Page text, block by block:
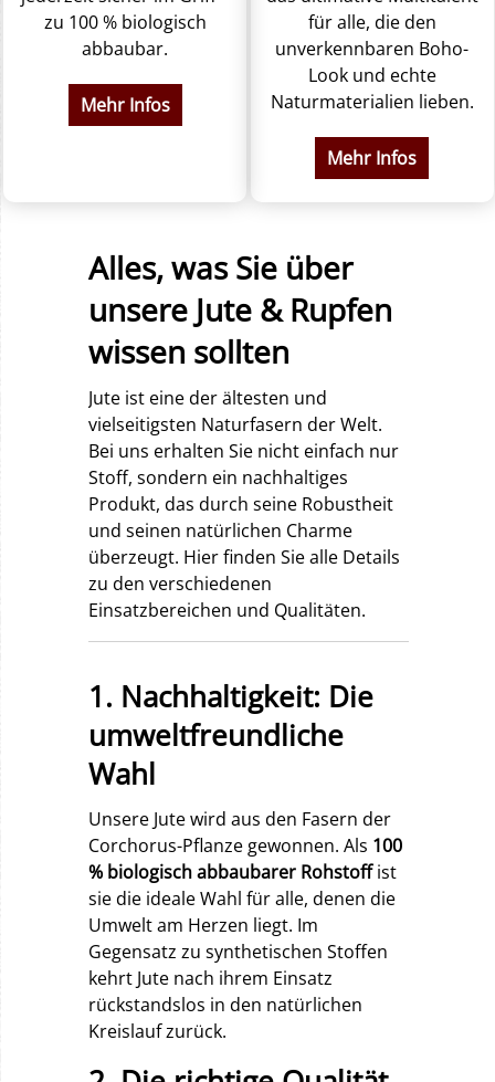
zu 100 % biologisch
abbaubar.
Mehr Infos
für alle, die den
unverkennbaren Boho-
Look und echte
Naturmaterialien lieben.
Mehr Infos
Alles, was Sie über
unsere Jute & Rupfen
wissen sollten
Jute ist eine der ältesten und
vielseitigsten Naturfasern der Welt.
Bei uns erhalten Sie nicht einfach nur
Stoff, sondern ein nachhaltiges
Produkt, das durch seine Robustheit
und seinen natürlichen Charme
überzeugt. Hier finden Sie alle Details
zu den verschiedenen
Einsatzbereichen und Qualitäten.
1. Nachhaltigkeit: Die
umweltfreundliche
Wahl
Unsere Jute wird aus den Fasern der
Corchorus-Pflanze gewonnen. Als 100
% biologisch abbaubarer Rohstoffist
sie die ideale Wahl für alle, denen die
Umwelt am Herzen liegt. Im
Gegensatz zu synthetischen Stoffen
kehrt Jute nach ihrem Einsatz
rückstandslos in den natürlichen
Kreislauf zurück.